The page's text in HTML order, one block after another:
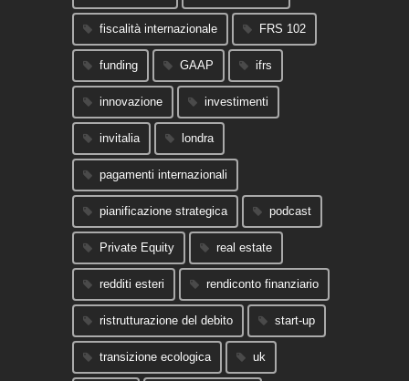
fiscalità internazionale FRS 102
funding GAAP ifrs
innovazione investimenti
invitalia londra
pagamenti internazionali
pianificazione strategica podcast
Private Equity real estate
redditi esteri rendiconto finanziario
ristrutturazione del debito start-up
transizione ecologica uk